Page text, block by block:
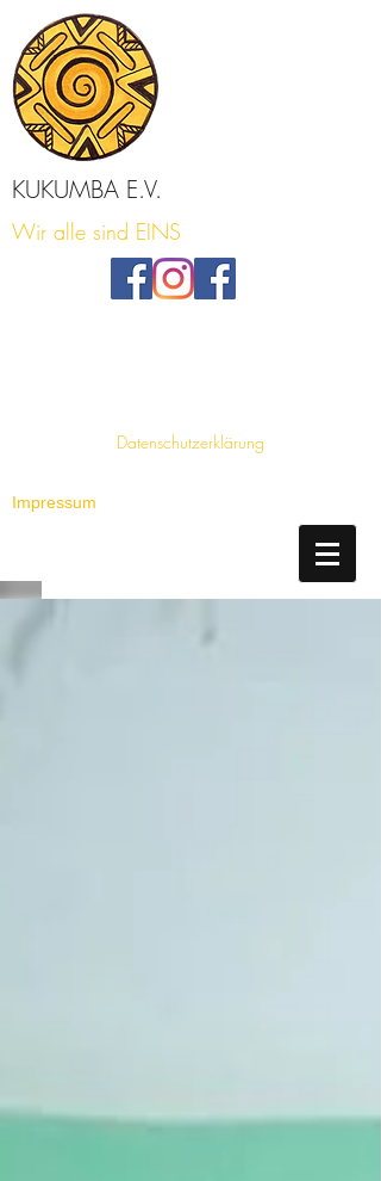
KUKUMBA E.V.
Wir alle sind EINS
Datenschutzerklärung
Impressum